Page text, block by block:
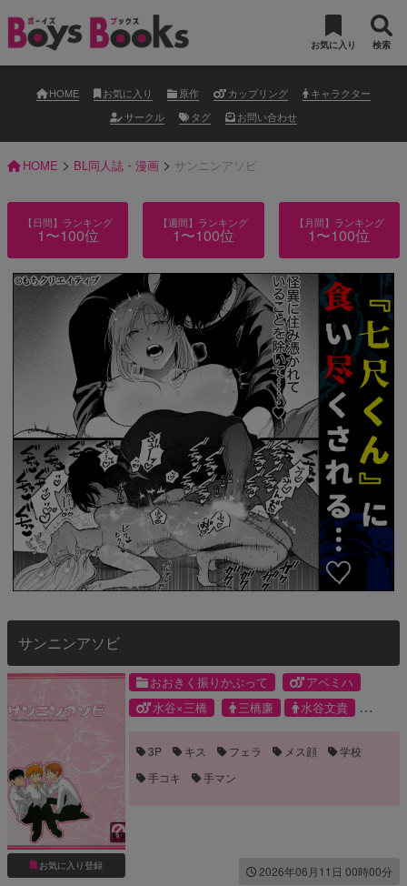
お気に入り 検索
HOME お気に入り 原作 カップリング
キャラクター
サークル
タグ お問い合わせ
HOME > BL同人誌・漫画 > サンニンアソビ
【日間】ランキング
1〜100位
【週間】ランキング
1〜100位
【月間】ランキング
1〜100位
サンニンアソビ
お気に入り登録
おおきく振りかぶって
アベミハ
水谷×三橋
三橋廉
水谷文貴
3P キス フェラ メス顔
学校
手コキ
手マン
2026年06月11日 00時00分